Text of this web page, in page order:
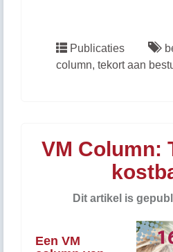
Publicaties
column, tekort aan
VM Column:
Dit artikel is
Een VM